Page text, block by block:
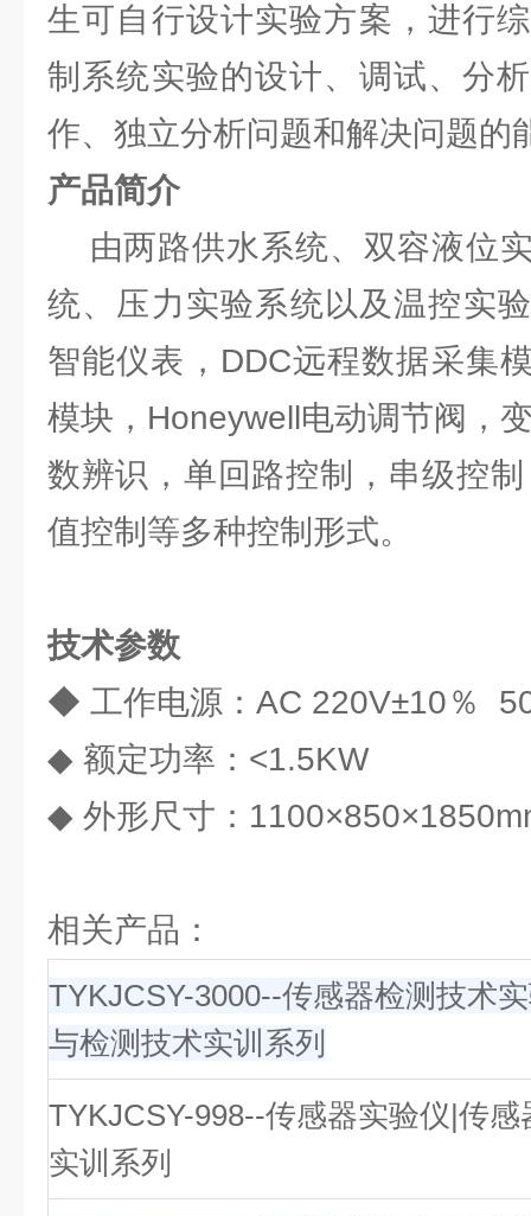
生可自行设计实验方案，进行
制系统实验的设计、调试、分
作、独立分析问题和解决问题的
产品简介
由两路供水系统、双容液位
统、压力实验系统以及温控实
智能仪表，DDC远程数据采集
模块，Honeywell电动调节阀，
数辨识，单回路控制，串级控
值控制等多种控制形式。
技术参数
◆ 工作电源：AC 220V±10％
◆ 额定功率：<1.5KW
◆ 外形尺寸：
相关产品：
TYKJCSY-3000--传感器检测技术
与检测技术实训系列
TYKJCSY-998--传感器实验仪|传
实训系列